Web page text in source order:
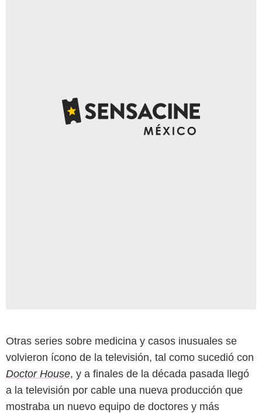
Otras series sobre medicina y casos inusuales se
volvieron ícono de la televisión, tal como sucedió con
Doctor House, y a finales de la década pasada llegó
a la televisión por cable una nueva producción que
mostraba un nuevo equipo de doctores y más